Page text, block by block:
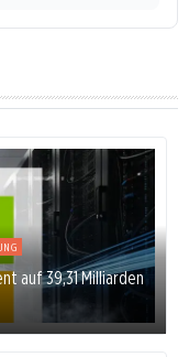
auf 39,31 Milliarden